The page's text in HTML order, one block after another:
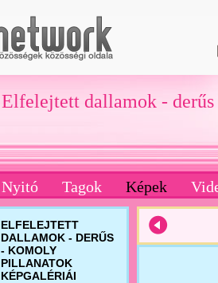
Elfelejtett dallamok -
Nyitó Tagok Képek
ELFELEJTETT
DALLAMOK - DERŰS
- KOMOLY
PILLANATOK
KÉPGALÉRIÁI